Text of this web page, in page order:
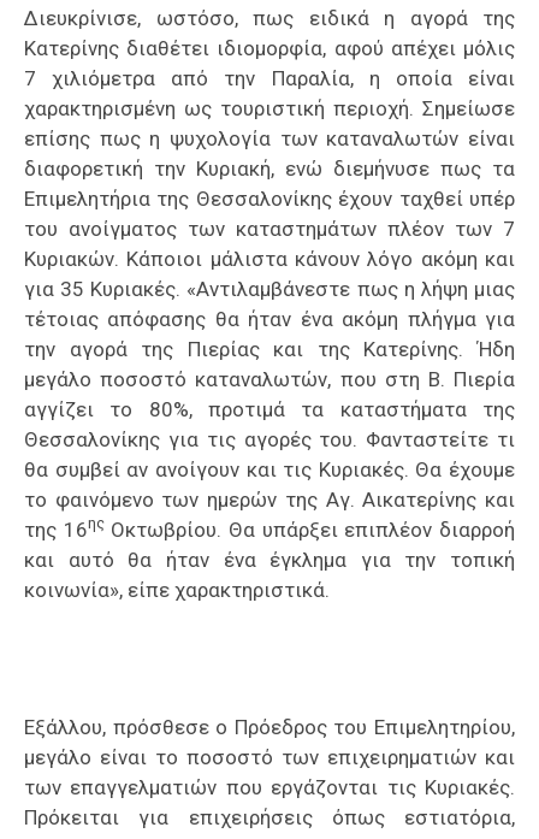
Διευκρίνισε, ωστόσο, πως ειδικά η αγορά της
Κατερίνης διαθέτει ιδιομορφία, αφού απέχει μόλις
7 χιλιόμετρα από την Παραλία, η οποία είναι
χαρακτηρισμένη ως τουριστική περιοχή. Σημείωσε
επίσης πως η ψυχολογία των καταναλωτών είναι
διαφορετική την Κυριακή, ενώ διεμήνυσε πως τα
Επιμελητήρια της Θεσσαλονίκης έχουν ταχθεί υπέρ
του ανοίγματος των καταστημάτων πλέον των 7
Κυριακών. Κάποιοι μάλιστα κάνουν λόγο ακόμη και
για 35 Κυριακές. «Αντιλαμβάνεστε πως η λήψη μιας
τέτοιας απόφασης θα ήταν ένα ακόμη πλήγμα για
την αγορά της Πιερίας και της Κατερίνης. Ήδη
μεγάλο ποσοστό καταναλωτών, που στη Β. Πιερία
αγγίζει το 80%, προτιμά τα καταστήματα της
Θεσσαλονίκης για τις αγορές του. Φανταστείτε τι
θα συμβεί αν ανοίγουν και τις Κυριακές. Θα έχουμε
το φαινόμενο των ημερών της Αγ. Αικατερίνης και
της 16ηςΟκτωβρίου. Θα υπάρξει επιπλέον διαρροή
και αυτό θα ήταν ένα έγκλημα για την τοπική
κοινωνία», είπε χαρακτηριστικά.
Εξάλλου, πρόσθεσε ο Πρόεδρος του Επιμελητηρίου,
μεγάλο είναι το ποσοστό των επιχειρηματιών και
των επαγγελματιών που εργάζονται τις Κυριακές.
Πρόκειται για επιχειρήσεις όπως εστιατόρια,